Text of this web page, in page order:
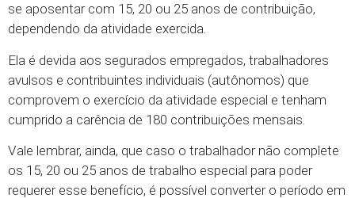
se aposentar com 15, 20 ou 25 anos de contribuição,
dependendo da atividade exercida.
Ela é devida aos segurados empregados, trabalhadores
avulsos e contribuintes individuais (autônomos) que
comprovem o exercício da atividade especial e tenham
cumprido a carência de 180 contribuições mensais.
Vale lembrar, ainda, que caso o trabalhador não complete
os 15, 20 ou 25 anos de trabalho especial para poder
requerer esse benefício, é possível converter o período em